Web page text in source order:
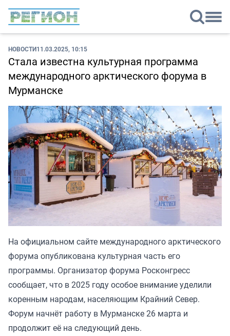
НОВОСТИ11.03.2025, 10:15
Стала известна культурная программа
международного арктического форума в
Мурманске
На официальном сайте международного арктического
форума опубликована культурная часть его
программы. Организатор форума Росконгресс
сообщает, что в 2025 году особое внимание уделили
коренным народам, населяющим Крайний Север.
Форум начнёт работу в Мурманске 26 марта и
продолжит её на следующий день.